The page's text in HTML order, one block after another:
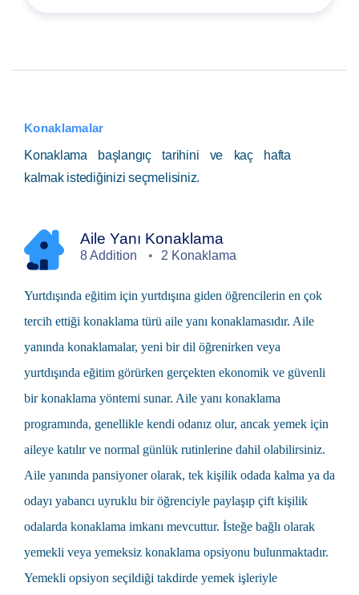
Konaklamalar
Konaklama başlangıç tarihini ve kaç hafta
kalmak istediğinizi seçmelisiniz.
Aile Yanı Konaklama
8 Addition 2 Konaklama
Yurtdışında eğitim için yurtdışına giden öğrencilerin en çok
tercih ettiği konaklama türü aile yanı konaklamasıdır. Aile
yanında konaklamalar, yeni bir dil öğrenirken veya
yurtdışında eğitim görürken gerçekten ekonomik ve güvenli
bir konaklama yöntemi sunar. Aile yanı konaklama
programında, genellikle kendi odanız olur, ancak yemek için
aileye katılır ve normal günlük rutinlerine dahil olabilirsiniz.
Aile yanında pansiyoner olarak, tek kişilik odada kalma ya da
odayı yabancı uyruklu bir öğrenciyle paylaşıp çift kişilik
odalarda konaklama imkanı mevcuttur. İsteğe bağlı olarak
yemekli veya yemeksiz konaklama opsiyonu bulunmaktadır.
Yemekli opsiyon seçildiği takdirde yemek işleriyle